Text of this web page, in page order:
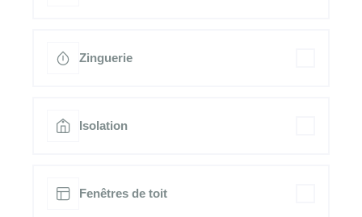
Zinguerie
Isolation
Fenêtres de toit